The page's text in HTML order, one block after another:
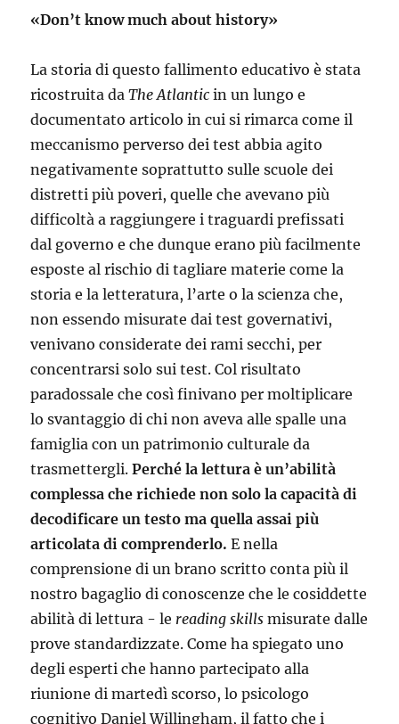
«Don’t know much about history»
La storia di questo fallimento educativo è stata
ricostruita daThe Atlanticin un lungo e
documentato articolo in cui si rimarca come il
meccanismo perverso dei test abbia agito
negativamente soprattutto sulle scuole dei
distretti più poveri, quelle che avevano più
difficoltà a raggiungere i traguardi prefissati
dal governo e che dunque erano più facilmente
esposte al rischio di tagliare materie come la
storia e la letteratura, l’arte o la scienza che,
non essendo misurate dai test governativi,
venivano considerate dei rami secchi, per
concentrarsi solo sui test. Col risultato
paradossale che così finivano per moltiplicare
lo svantaggio di chi non aveva alle spalle una
famiglia con un patrimonio culturale da
trasmettergli.Perché la lettura è un’abilità
complessa che richiede non solo la capacità di
decodificare un testo ma quella assai più
articolata di comprenderlo.E nella
comprensione di un brano scritto conta più il
nostro bagaglio di conoscenze che le cosiddette
abilità di lettura - le reading skills misurate dalle
prove standardizzate. Come ha spiegato uno
degli esperti che hanno partecipato alla
riunione di martedì scorso, lo psicologo
cognitivo Daniel Willingham, il fatto che i